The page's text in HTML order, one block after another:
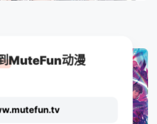
MuteFun动漫